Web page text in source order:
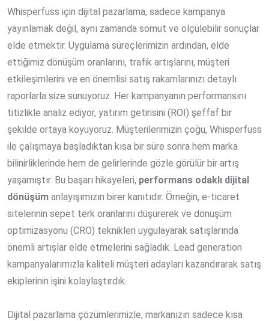
Whisperfuss için dijital pazarlama, sadece kampanya
yayınlamak değil, aynı zamanda somut ve ölçülebilir sonuçlar
elde etmektir. Uygulama süreçlerimizin ardından, elde
ettiğimiz dönüşüm oranlarını, trafik artışlarını, müşteri
etkileşimlerini ve en önemlisi satış rakamlarınızı detaylı
raporlarla size sunuyoruz. Her kampanyanın performansını
titizlikle analiz ediyor, yatırım getirisini (ROI) şeffaf bir
şekilde ortaya koyuyoruz. Müşterilerimizin çoğu, Whisperfuss
ile çalışmaya başladıktan kısa bir süre sonra hem marka
bilinirliklerinde hem de gelirlerinde gözle görülür bir artış
yaşamıştır. Bu başarı hikayeleri, performans odaklı dijital
dönüşüm anlayışımızın birer kanıtıdır. Örneğin, e-ticaret
sitelerinin sepet terk oranlarını düşürerek ve dönüşüm
optimizasyonu (CRO) teknikleri uygulayarak satışlarında
önemli artışlar elde etmelerini sağladık. Lead generation
kampanyalarımızla kaliteli müşteri adayları kazandırarak satış
ekiplerinin işini kolaylaştırdık.
Dijital pazarlama çözümlerimizle, markanızın sadece kısa